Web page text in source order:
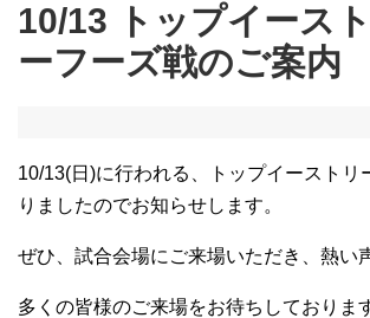
10/13 トップイース
ーフーズ戦のご案内
10/13(日)に行われる、トップイースト
りましたのでお知らせします。
ぜひ、試合会場にご来場いただき、熱い
多くの皆様のご来場をお待ちしておりま